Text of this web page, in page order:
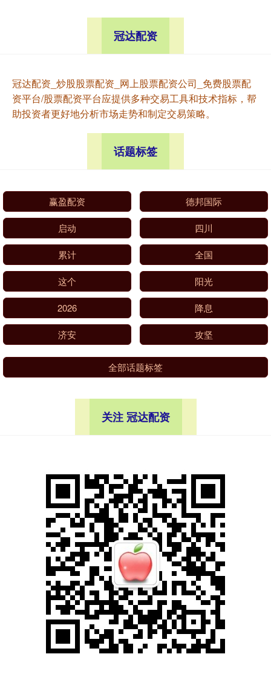
冠达配资
冠达配资_炒股股票配资_网上股票配资公司_免费股票配
资平台/股票配资平台应提供多种交易工具和技术指标，帮
助投资者更好地分析市场走势和制定交易策略。
话题标签
赢盈配资 德邦国际
启动 四川
累计 全国
这个 阳光
2026 降息
济安 攻坚
全部话题标签
关注 冠达配资